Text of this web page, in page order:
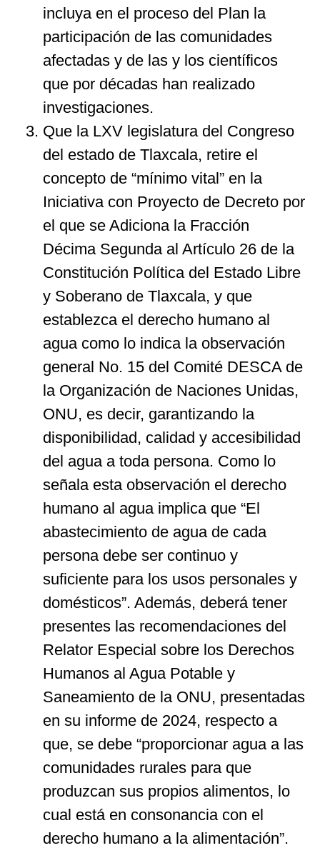
incluya en el proceso del Plan la
participación de las comunidades
afectadas y de las y los científicos
que por décadas han realizado
investigaciones.
Que la LXV legislatura del Congreso
del estado de Tlaxcala, retire el
concepto de “mínimo vital” en la
Iniciativa con Proyecto de Decreto por
el que se Adiciona la Fracción
Décima Segunda al Artículo 26 de la
Constitución Política del Estado Libre
y Soberano de Tlaxcala, y que
establezca el derecho humano al
agua como lo indica la observación
general No. 15 del Comité DESCA de
la Organización de Naciones Unidas,
ONU, es decir, garantizando la
disponibilidad, calidad y accesibilidad
del agua a toda persona. Como lo
señala esta observación el derecho
humano al agua implica que “El
abastecimiento de agua de cada
persona debe ser continuo y
suficiente para los usos personales y
domésticos”. Además, deberá tener
presentes las recomendaciones del
Relator Especial sobre los Derechos
Humanos al Agua Potable y
Saneamiento de la ONU, presentadas
en su informe de 2024, respecto a
que, se debe “proporcionar agua a las
comunidades rurales para que
produzcan sus propios alimentos, lo
cual está en consonancia con el
derecho humano a la alimentación”.